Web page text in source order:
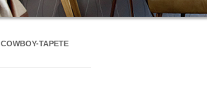
COWBOY-TAPETE